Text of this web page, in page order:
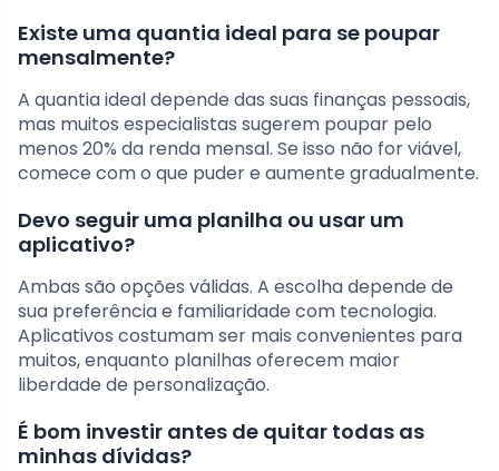
Existe uma quantia ideal para se poupar
mensalmente?
A quantia ideal depende das suas finanças pessoais,
mas muitos especialistas sugerem poupar pelo
menos 20% da renda mensal. Se isso não for viável,
comece com o que puder e aumente gradualmente.
Devo seguir uma planilha ou usar um
aplicativo?
Ambas são opções válidas. A escolha depende de
sua preferência e familiaridade com tecnologia.
Aplicativos costumam ser mais convenientes para
muitos, enquanto planilhas oferecem maior
liberdade de personalização.
É bom investir antes de quitar todas as
minhas dívidas?